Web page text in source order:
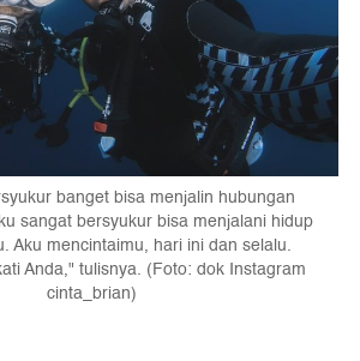
banget bisa menjalin hubungan
sangat bersyukur bisa menjalani hidup
Aku mencintaimu, hari ini dan selalu.
Anda," tulisnya. (Foto: dok Instagram
cinta_brian)